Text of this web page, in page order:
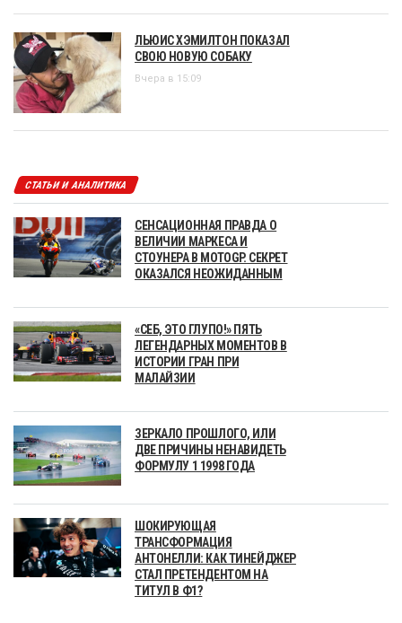
ЛЬЮИС ХЭМИЛТОН ПОКАЗАЛ
СВОЮ НОВУЮ СОБАКУ
Вчера в 15:09
СТАТЬИ И АНАЛИТИКА
СЕНСАЦИОННАЯ ПРАВДА О
ВЕЛИЧИИ МАРКЕСА И
СТОУНЕРА В MOTOGP. СЕКРЕТ
ОКАЗАЛСЯ НЕОЖИДАННЫМ
«СЕБ, ЭТО ГЛУПО!» ПЯТЬ
ЛЕГЕНДАРНЫХ МОМЕНТОВ В
ИСТОРИИ ГРАН ПРИ
МАЛАЙЗИИ
ЗЕРКАЛО ПРОШЛОГО, ИЛИ
ДВЕ ПРИЧИНЫ НЕНАВИДЕТЬ
ФОРМУЛУ 1 1998 ГОДА
ШОКИРУЮЩАЯ
ТРАНСФОРМАЦИЯ
АНТОНЕЛЛИ: КАК ТИНЕЙДЖЕР
СТАЛ ПРЕТЕНДЕНТОМ НА
ТИТУЛ В Ф1?